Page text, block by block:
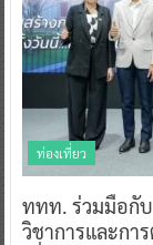
ท่องเที่ยว
ททท. ร่วมมือกั
วิชาการและกา